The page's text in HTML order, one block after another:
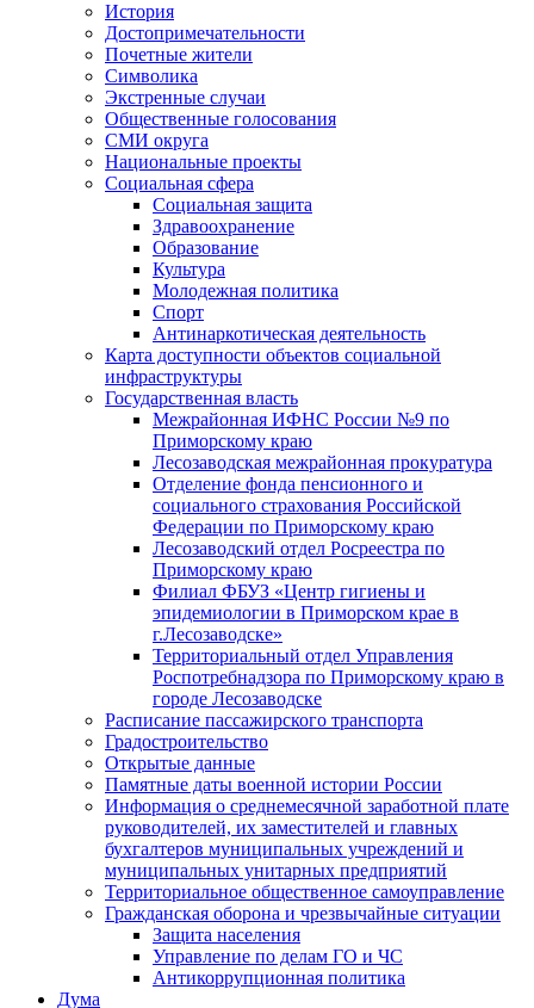
История
Достопримечательности
Почетные жители
Символика
Экстренные случаи
Общественные голосования
СМИ округа
Национальные проекты
Социальная сфера
Социальная защита
Здравоохранение
Образование
Культура
Молодежная политика
Спорт
Антинаркотическая деятельность
Карта доступности объектов социальной
инфраструктуры
Государственная власть
Межрайонная ИФНС России №9 по
Приморскому краю
Лесозаводская межрайонная прокуратура
Отделение фонда пенсионного и
социального страхования Российской
Федерации по Приморскому краю
Лесозаводский отдел Росреестра по
Приморскому краю
Филиал ФБУЗ «Центр гигиены и
эпидемиологии в Приморском крае в
г.Лесозаводске»
Территориальный отдел Управления
Роспотребнадзора по Приморскому краю в
городе Лесозаводске
Расписание пассажирского транспорта
Градостроительство
Открытые данные
Памятные даты военной истории России
Информация о среднемесячной заработной плате
руководителей, их заместителей и главных
бухгалтеров муниципальных учреждений и
муниципальных унитарных предприятий
Территориальное общественное самоуправление
Гражданская оборона и чрезвычайные ситуации
Защита населения
Управление по делам ГО и ЧС
Антикоррупционная политика
Дума